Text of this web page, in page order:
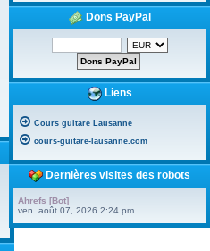
Dons PayPal
Liens
Cours guitare Lausanne
cours-guitare-lausanne.com
Dernières visites des robots
Ahrefs [Bot]
ven. août 07, 2026 2:24 pm